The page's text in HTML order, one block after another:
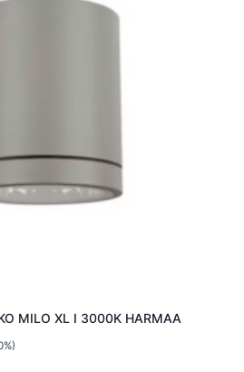
MILO XL I 3000K HARMAA